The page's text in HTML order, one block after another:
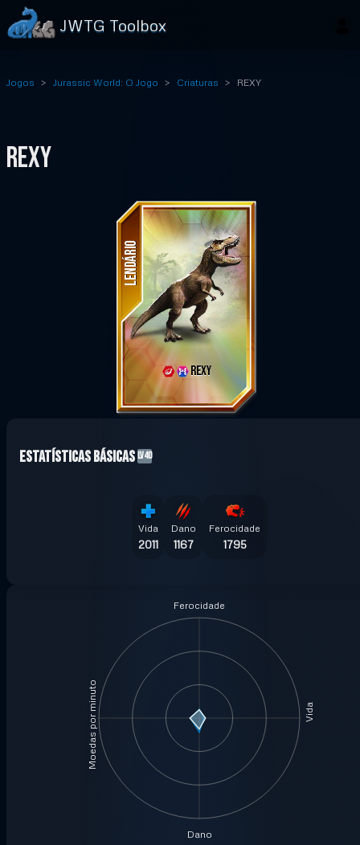
JWTG Toolbox
Jogos Jurassic World: O Jogo Criaturas REXY
REXY
LENDÁRIO
REXY
Estatísticas básicas LV40
Vida
2011
Dano
1167
Ferocidade
1795
Ferocidade
Vida
Dano
Moedas por minuto